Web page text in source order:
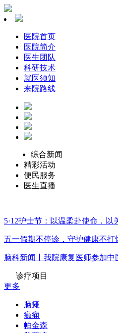
医院首页
医院简介
医生团队
科研技术
就医须知
来院路线
综合新闻
精彩活动
便民服务
医生直播
5·12护士节：以温柔赴使命，以
五一假期不停诊，守护健康不打
脑科新闻丨我院康复医师参加中
诊疗项目
更多
脑瘫
癫痫
帕金森